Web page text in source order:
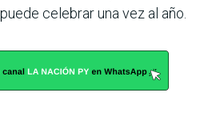
celebrar una vez al año.